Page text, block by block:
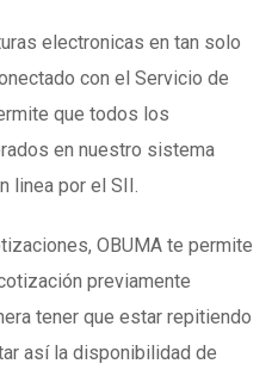
electronicas en tan solo
con el Servicio de
que todos los
en nuestro sistema
linea por el SII.
OBUMA te permite
previamente
tener que estar repitiendo
así la disponibilidad de